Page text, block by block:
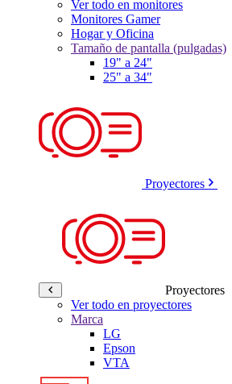
Ver todo en monitores
Monitores Gamer
Hogar y Oficina
Tamaño de pantalla (pulgadas)
19" a 24"
25" a 34"
Proyectores
Proyectores
Ver todo en proyectores
Marca
LG
Epson
VTA